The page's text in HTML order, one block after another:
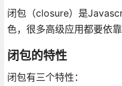
闭包（closure）是
色，很多高级应用都要依靠
闭包的特性
闭包有三个特性：